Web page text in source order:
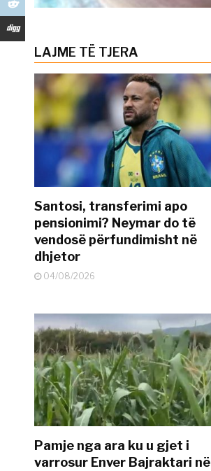
LAJME TË TJERA
Santosi, transferimi apo
pensionimi? Neymar do të
vendosë përfundimisht në
dhjetor
04/08/2026
Pamje nga ara ku u gjet i
varrosur Enver Bajraktari në